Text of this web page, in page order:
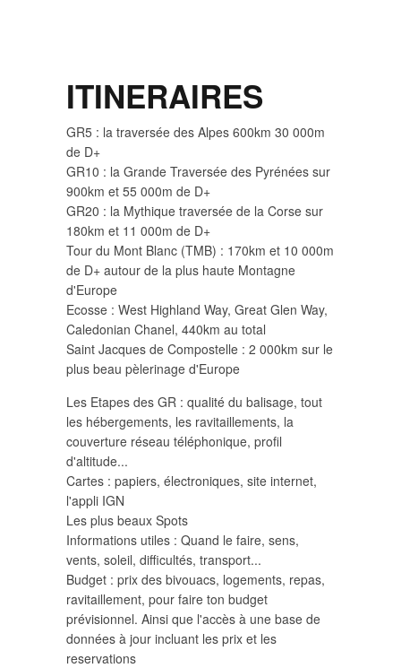
ITINERAIRES
GR5 : la traversée des Alpes 600km 30 000m
de D+
GR10 : la Grande Traversée des Pyrénées sur
900km et 55 000m de D+
GR20 : la Mythique traversée de la Corse sur
180km et 11 000m de D+
Tour du Mont Blanc (TMB) : 170km et 10 000m
de D+ autour de la plus haute Montagne
d'Europe
Ecosse : West Highland Way, Great Glen Way,
Caledonian Chanel, 440km au total
Saint Jacques de Compostelle : 2 000km sur le
plus beau pèlerinage d'Europe
Les Etapes des GR : qualité du balisage, tout
les hébergements, les ravitaillements, la
couverture réseau téléphonique, profil
d'altitude...
Cartes : papiers, électroniques, site internet,
l'appli IGN
Les plus beaux Spots
Informations utiles : Quand le faire, sens,
vents, soleil, difficultés, transport...
Budget : prix des bivouacs, logements, repas,
ravitaillement, pour faire ton budget
prévisionnel. Ainsi que l'accès à une base de
données à jour incluant les prix et les
reservations